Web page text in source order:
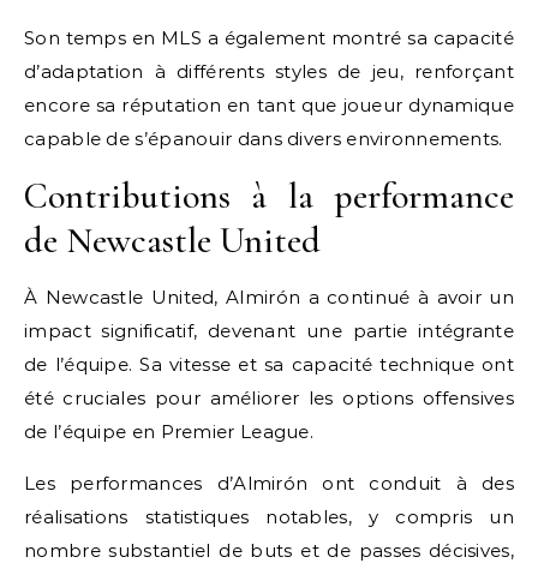
Son temps en MLS a également montré sa capacité
d’adaptation à différents styles de jeu, renforçant
encore sa réputation en tant que joueur dynamique
capable de s’épanouir dans divers environnements.
Contributions à la performance
de Newcastle United
À Newcastle United, Almirón a continué à avoir un
impact significatif, devenant une partie intégrante
de l’équipe. Sa vitesse et sa capacité technique ont
été cruciales pour améliorer les options offensives
de l’équipe en Premier League.
Les performances d’Almirón ont conduit à des
réalisations statistiques notables, y compris un
nombre substantiel de buts et de passes décisives,